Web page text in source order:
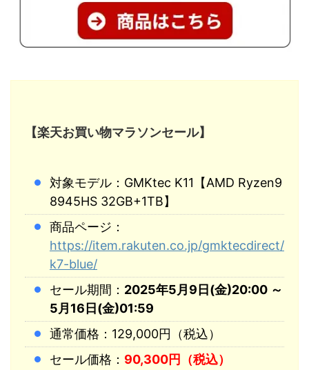
【楽天お買い物マラソンセール】
対象モデル：GMKtec K11【AMD Ryzen9
8945HS 32GB+1TB】
商品ページ：
https://item.rakuten.co.jp/gmktecdirect/
k7-blue/
セール期間： 2025年5月9日(金)20:00 ～
5月16日(金)01:59
通常価格：129,000円（税込）
セール価格： 90,300円（税込）